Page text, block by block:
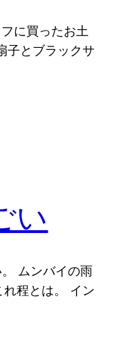
に買ったお土
子とブラックサ
い
ムンバイの雨
程とは。 イン